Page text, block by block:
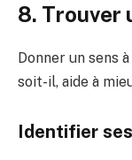
8. Trouver
Donner un sens
soit-il, aide à
Identifier